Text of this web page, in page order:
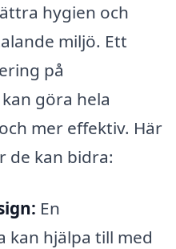
hygien och
miljö. Ett
på
göra hela
mer effektiv. Här
de kan bidra:
En
kan hjälpa till med